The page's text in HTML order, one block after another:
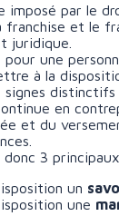
imposé par le
franchise et le
juridique.
une
à la
signes
en
et du
3
un
une